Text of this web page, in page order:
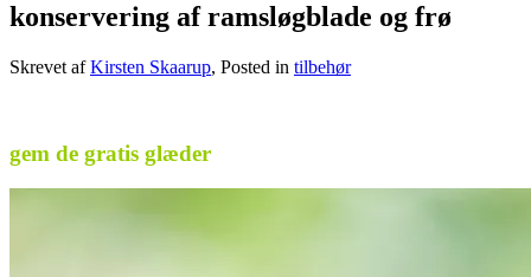
konservering af ramsløgblade og frø
Skrevet afKirsten Skaarup, Posted in tilbehør
gem de gratis glæder